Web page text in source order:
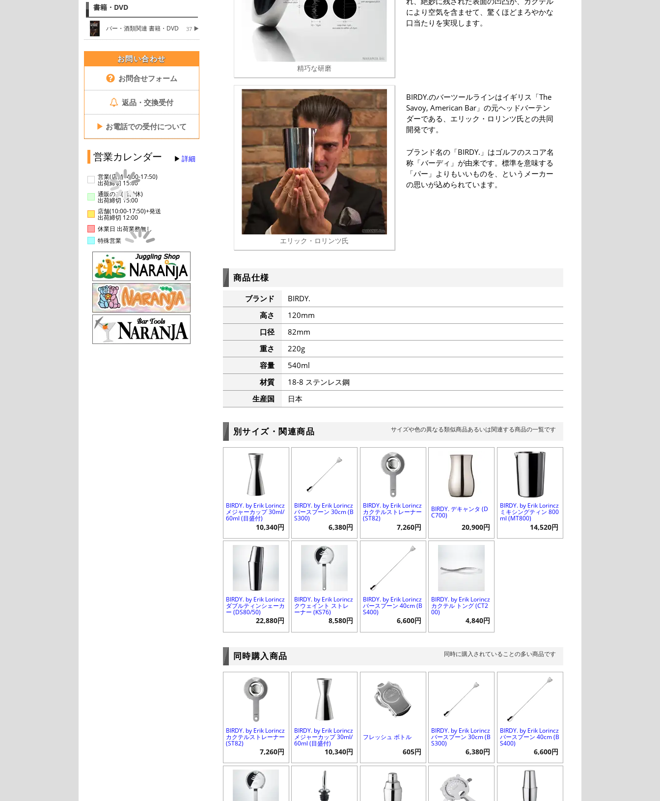
書籍・DVD
バー・酒類関連 書籍・DVD 37
お問い合わせ
お問合せフォーム
返品・交換受付
▶ お電話での受付について
営業カレンダー 詳細
営業(店舗14:00-17:50)
出荷締切 15:00
通販のみ(店舗休)
出荷締切 15:00
店舗(10:00-17:50)+発送
出荷締切 12:00
休業日 出荷業務無し
特殊営業
精巧な研磨
により空気を含ませて、驚くほどまろやかな
口当たりを実現します。
エリック・ロリンツ氏
BIRDY.のバーツールラインはイギリス「The
Savoy, American Bar」の元ヘッドバーテン
ダーである、エリック・ロリンツ氏との共同
開発です。
ブランド名の「BIRDY.」はゴルフのスコア名
称「バーディ」が由来です。標準を意味する
「パー」よりもいいものを、というメーカー
の思いが込められています。
商品仕様
ブランド
BIRDY.
高さ
120mm
口径
82mm
重さ
220g
容量
540ml
材質
18-8 ステンレス鋼
生産国
日本
別サイズ・関連商品 サイズや色の異なる類似商品あるいは関連する商品の一覧です
BIRDY. by Erik Lorincz
メジャーカップ 30ml/
60ml (目盛付)
10,340円
BIRDY. by Erik Lorincz
バースプーン 30cm (B
S300)
6,380円
BIRDY. by Erik Lorincz
カクテルストレーナー
(ST82)
7,260円
BIRDY. デキャンタ (D
C700)
20,900円
BIRDY. by Erik Lorincz
ミキシングティン 800
ml (MT800)
14,520円
BIRDY. by Erik Lorincz
ダブルティンシェーカ
ー (DS80/50)
22,880円
BIRDY. by Erik Lorincz
クウェイント ストレ
ーナー (KS76)
8,580円
BIRDY. by Erik Lorincz
バースプーン 40cm (B
S400)
6,600円
BIRDY. by Erik Lorincz
カクテル トング (CT2
00)
4,840円
同時購入商品 同時に購入されていることの多い商品です
BIRDY. by Erik Lorincz
カクテルストレーナー
(ST82)
7,260円
BIRDY. by Erik Lorincz
メジャーカップ 30ml/
60ml (目盛付)
10,340円
フレッシュ ボトル
605円
BIRDY. by Erik Lorincz
バースプーン 30cm (B
S300)
6,380円
BIRDY. by Erik Lorincz
バースプーン 40cm (B
S400)
6,600円